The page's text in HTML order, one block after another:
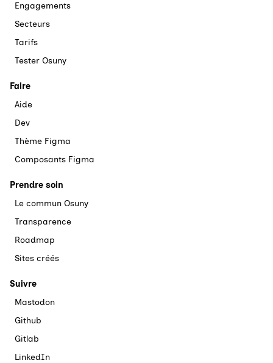
Engagements
Secteurs
Tarifs
Tester Osuny
Faire
Aide
Dev
Thème Figma
Composants Figma
Prendre soin
Le commun Osuny
Transparence
Roadmap
Sites créés
Suivre
Mastodon
Github
Gitlab
LinkedIn